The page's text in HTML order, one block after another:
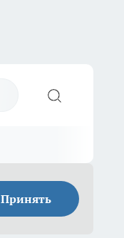
Принять